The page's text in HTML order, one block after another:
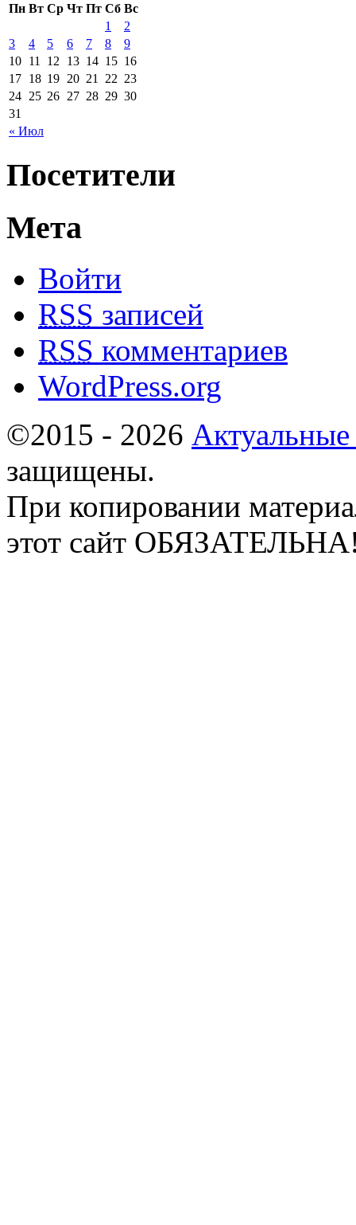
Пн Вт Ср Чт Пт Сб Вс
« Июл
1
2
3
4 5 6 7 8
9
10 11 12 13 14 15 16
17 18 19 20 21 22 23
24 25 26 27 28 29 30
31
Посетители
Мета
Войти
RSS записей
RSS комментариев
WordPress.org
©2015 - 2026
защищены.
При копировании
этот сайт